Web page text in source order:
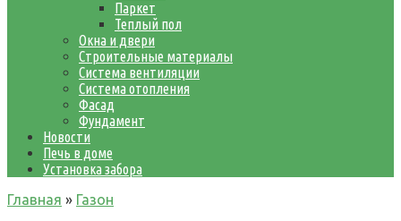
Паркет
Теплый пол
Окна и двери
Строительные материалы
Система вентиляции
Система отопления
Фасад
Фундамент
Новости
Печь в доме
Установка забора
Главная » Газон